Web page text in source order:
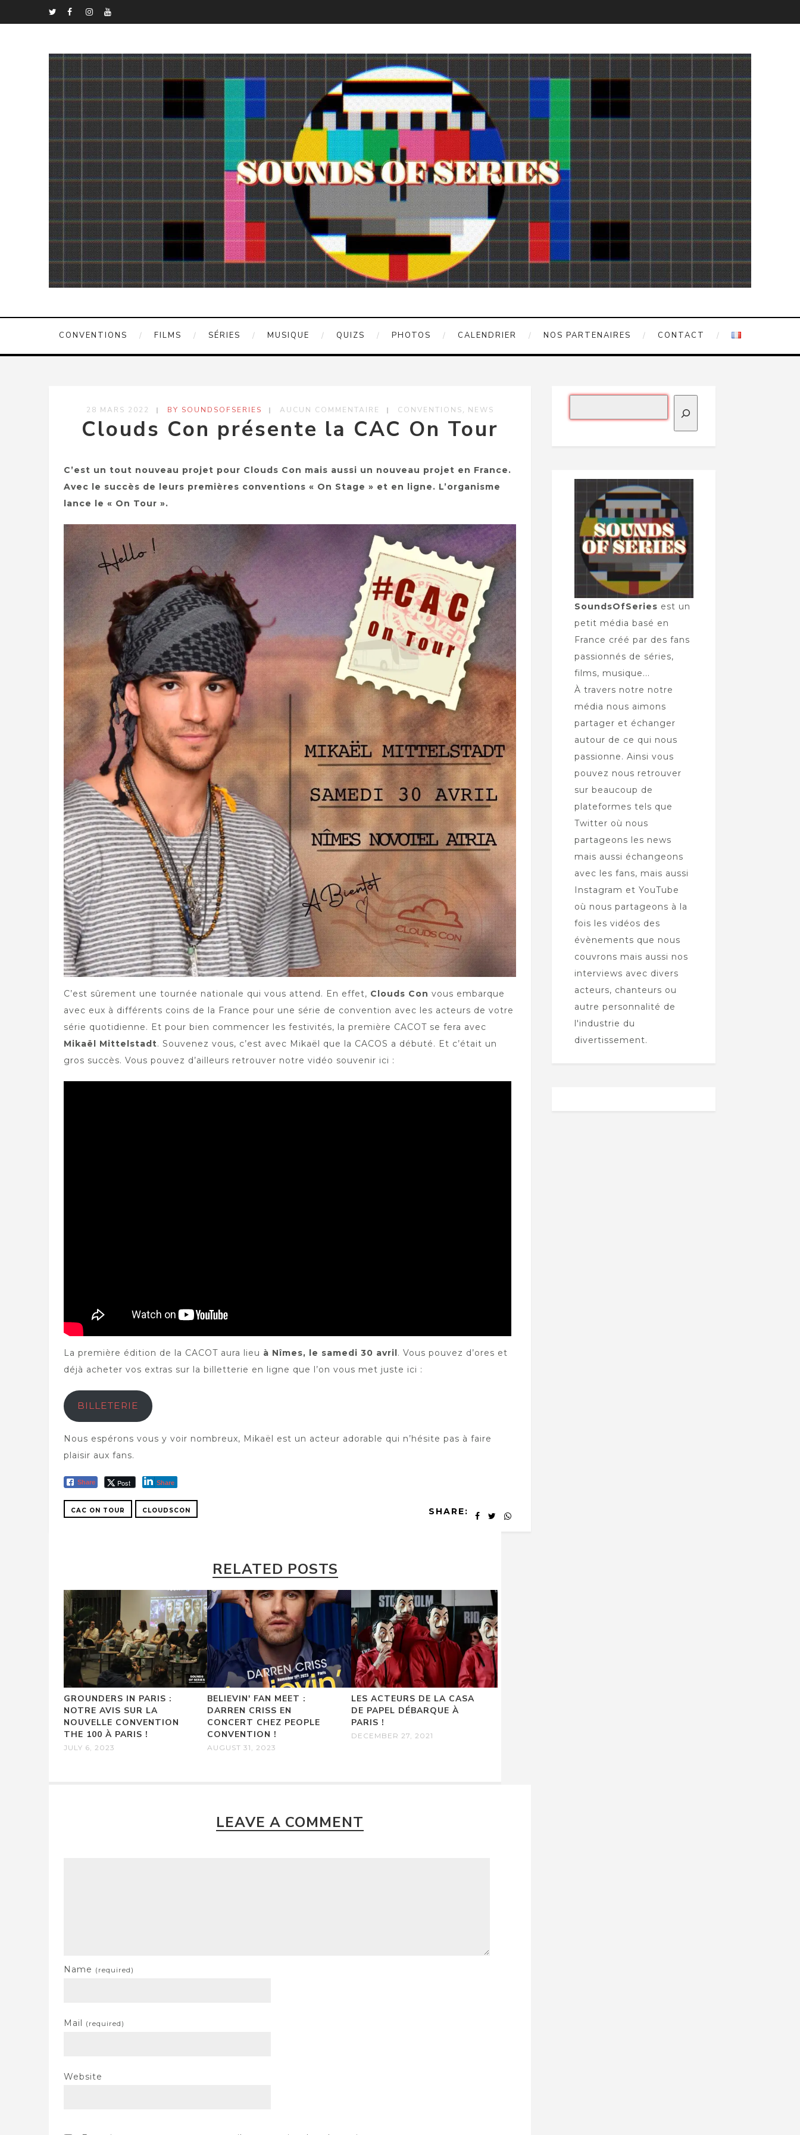
CONVENTIONS FILMS SÉRIES MUSIQUE QUIZS PHOTOS CALENDRIER NOS PARTENAIRES CONTACT
28 MARS 2022 BY SOUNDSOFSERIES AUCUN COMMENTAIRE CONVENTIONS, NEWS
Clouds Con présente la CAC On Tour
C’est un tout nouveau projet pour Clouds Con mais aussi un nouveau projet en France.
Avec le succès de leurs premières conventions « On Stage » et en ligne. L’organisme
lance le « On Tour ».
C’est sûrement une tournée nationale qui vous attend. En effet, Clouds Con vous embarque
avec eux à différents coins de la France pour une série de convention avec les acteurs de votre
série quotidienne. Et pour bien commencer les festivités, la première CACOT se fera avec
Mikaël Mittelstadt. Souvenez vous, c’est avec Mikaël que la CACOS a débuté. Et c’était un
gros succès. Vous pouvez d’ailleurs retrouver notre vidéo souvenir ici :
La première édition de la CACOT aura lieu à Nîmes, le samedi 30 avril. Vous pouvez d’ores et
déjà acheter vos extras sur la billetterie en ligne que l’on vous met juste ici :
BILLETERIE
Nous espérons vous y voir nombreux, Mikaël est un acteur adorable qui n’hésite pas à faire
plaisir aux fans.
Share Post Share
CAC ON TOUR CLOUDSCON SHARE:
RELATED POSTS
GROUNDERS IN PARIS :
NOTRE AVIS SUR LA
NOUVELLE CONVENTION
THE 100 À PARIS !
JULY 6, 2023
BELIEVIN' FAN MEET :
DARREN CRISS EN
CONCERT CHEZ PEOPLE
CONVENTION !
AUGUST 31, 2023
LES ACTEURS DE LA CASA
DE PAPEL DÉBARQUE À
PARIS !
DECEMBER 27, 2021
LEAVE A COMMENT
Name (required)
Mail (required)
Website
SoundsOfSeries est un
petit média basé en
France créé par des fans
passionnés de séries,
films, musique...
À travers notre notre
média nous aimons
partager et échanger
autour de ce qui nous
passionne. Ainsi vous
pouvez nous retrouver
sur beaucoup de
plateformes tels que
Twitter où nous
partageons les news
mais aussi échangeons
avec les fans, mais aussi
Instagram et YouTube
où nous partageons à la
fois les vidéos des
évènements que nous
couvrons mais aussi nos
interviews avec divers
acteurs, chanteurs ou
autre personnalité de
l'industrie du
divertissement.